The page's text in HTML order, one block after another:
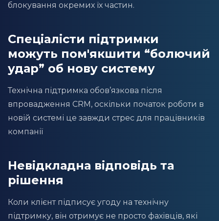
блокування окремих їх частин.
Спеціалісти підтримки
можуть пом'якшити “болючий
удар” об нову систему
Технічна підтримка обов’язкова після
впровадження CRM, оскільки початок роботи в
новій системі це завжди стрес для працівників
компанії
Невідкладна відповідь та
рішення
Коли клієнт підписує угоду на технічну
підтримку, він отримує не просто фахівців, які